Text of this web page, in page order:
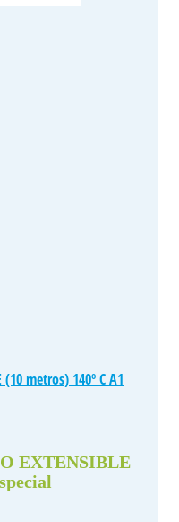
(10 metros) 140º C A1
EXTENSIBLE